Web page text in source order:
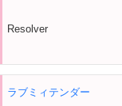
Resolver
ラブミィテンダー